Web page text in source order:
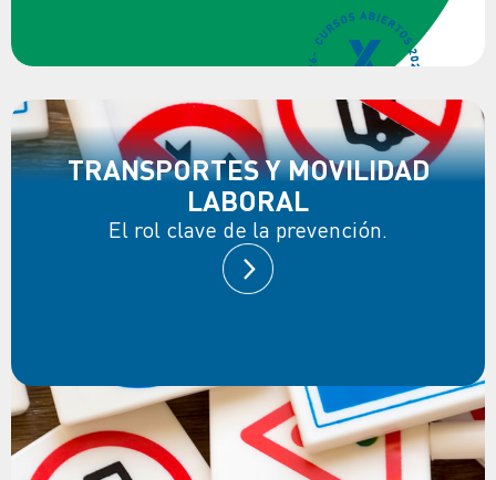
TRANSPORTES Y MOVILIDAD
LABORAL
El rol clave de la prevención.